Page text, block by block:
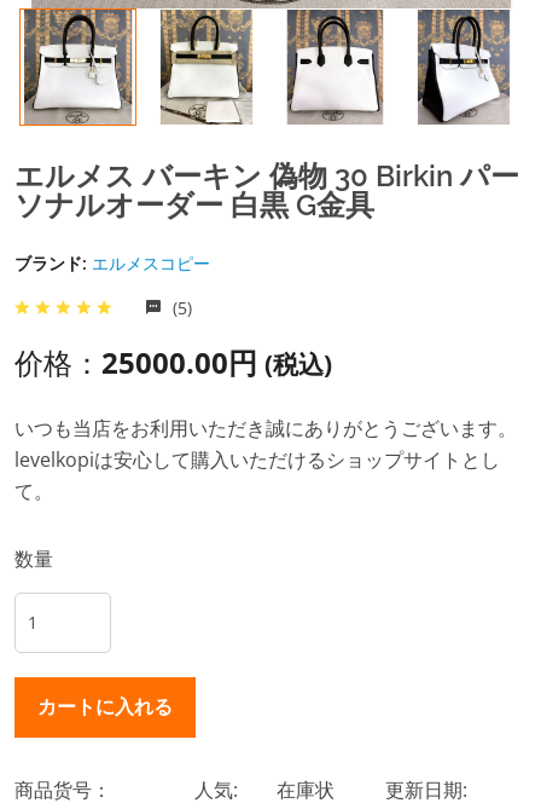
エルメス バーキン 偽物 30 Birkin パー
ソナルオーダー 白黒 G金具
ブランド: エルメスコピー
(5)
价格： 25000.00円 (税込)
いつも当店をお利用いただき誠にありがとうございます。
levelkopiは安心して購入いただけるショップサイトとし
て。
数量
商品货号：
人気:
在庫状
更新日期: